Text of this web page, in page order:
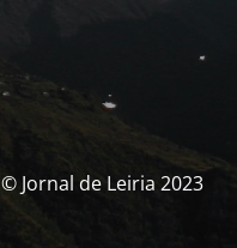
© Jornal de Leiria 2023